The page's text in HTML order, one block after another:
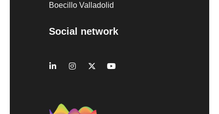
Boecillo Valladolid
Social network